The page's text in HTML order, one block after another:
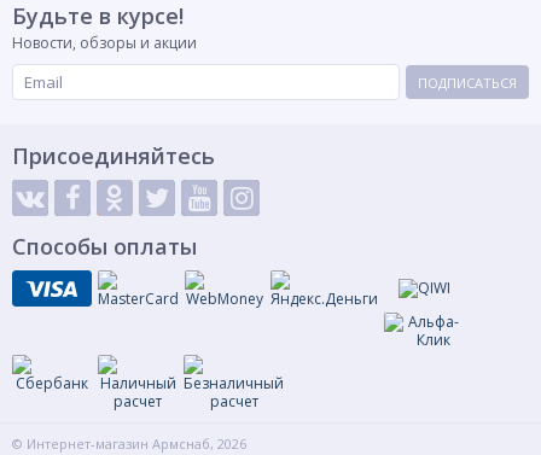
Будьте в курсе!
Новости, обзоры и акции
ПОДПИСАТЬСЯ
Присоединяйтесь
Способы оплаты
© Интернет-магазин Армснаб, 2026